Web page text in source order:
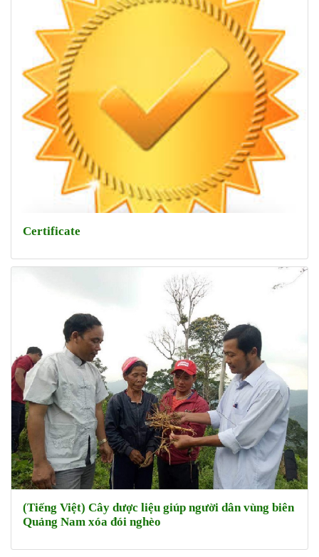
Certificate
(Tiếng Việt) Cây dược liệu giúp người dân vùng biên
Quảng Nam xóa đói nghèo